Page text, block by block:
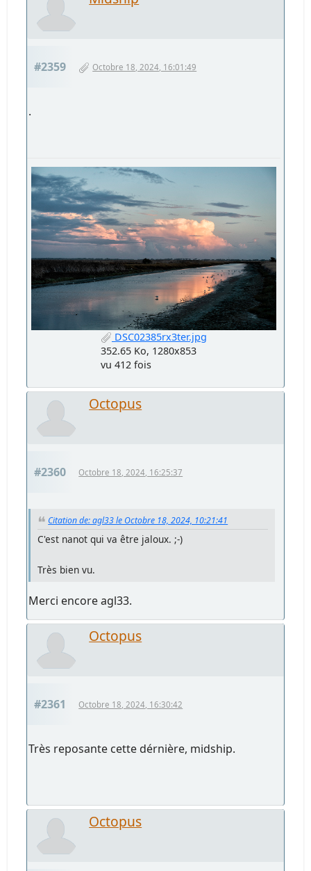
#2359 Octobre 18, 2024, 16:01:49
.
DSC02385rx3ter.jpg
352.65 Ko, 1280x853
vu 412 fois
Octopus
#2360 Octobre 18, 2024, 16:25:37
Citation de: agl33 le Octobre 18, 2024, 10:21:41
C'est nanot qui va être jaloux. ;-)
Très bien vu.
Merci encore agl33.
Octopus
#2361 Octobre 18, 2024, 16:30:42
Très reposante cette dérnière, midship.
Octopus